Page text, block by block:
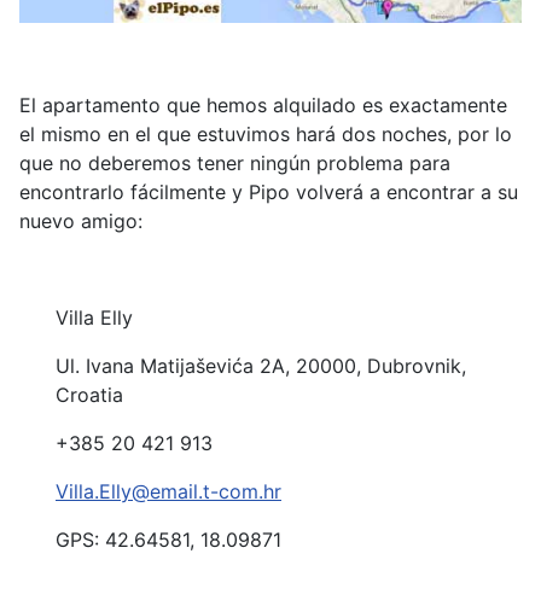
El apartamento que hemos alquilado es exactamente
el mismo en el que estuvimos hará dos noches, por lo
que no deberemos tener ningún problema para
encontrarlo fácilmente y Pipo volverá a encontrar a su
nuevo amigo:
Villa Elly
Ul. Ivana Matijaševića 2A, 20000, Dubrovnik,
Croatia
+385 20 421 913
Villa.Elly@email.t-com.hr
GPS: 42.64581, 18.09871